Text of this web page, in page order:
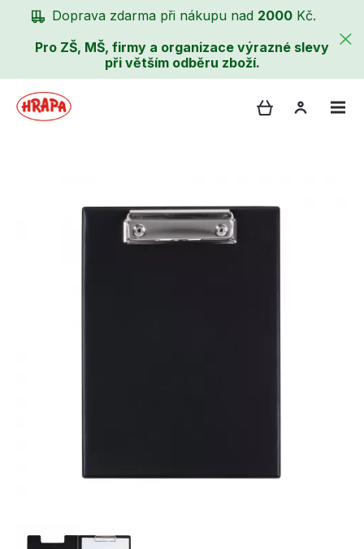
Doprava zdarma při nákupu nad 2000 Kč.
Pro ZŠ, MŠ, firmy a organizace výrazné slevy
při větším odběru zboží.